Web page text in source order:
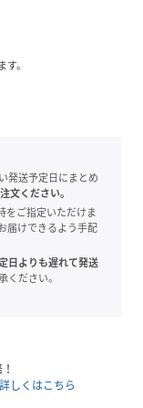
。
発送予定日にまとめ
文ください。
ご指定いただけま
届けできるよう手配
日よりも遅れて発送
ださい。
詳しくはこちら